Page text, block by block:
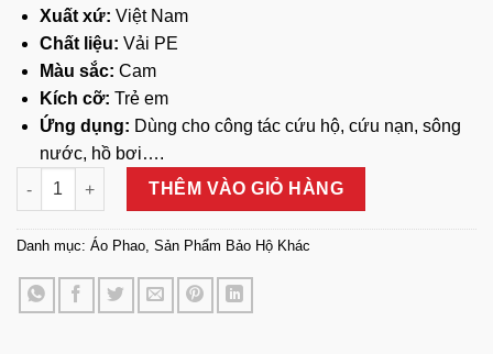
Xuất xứ: Việt Nam
Chất liệu: Vải PE
Màu sắc: Cam
Kích cỡ: Trẻ em
Ứng dụng: Dùng cho công tác cứu hộ, cứu nạn, sông
nước, hồ bơi….
Áo Phao Bảo Hộ Trẻ Em số lượng
THÊM VÀO GIỎ HÀNG
Danh mục: Áo Phao, Sản Phẩm Bảo Hộ Khác